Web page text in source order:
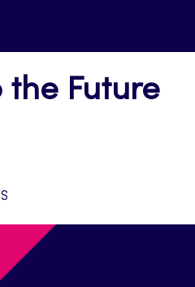
the Future